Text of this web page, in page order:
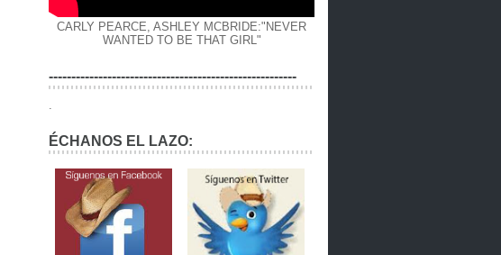
CARLY PEARCE, ASHLEY MCBRIDE:"NEVER
WANTED TO BE THAT GIRL"
-------------------------------------------------------
ÉCHANOS EL LAZO: